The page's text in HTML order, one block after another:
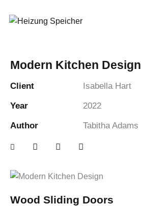
Modern Kitchen Design
Client Isabella Hart
Year 2022
Author Tabitha Adams
Wood Sliding Doors